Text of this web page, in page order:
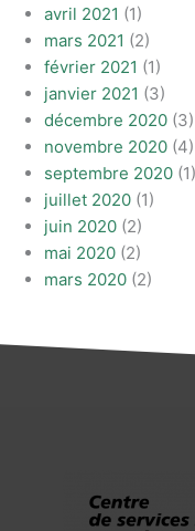
avril 2021 (1)
mars 2021 (2)
février 2021 (1)
janvier 2021 (3)
décembre 2020 (3)
novembre 2020 (4)
septembre 2020 (1)
juillet 2020 (1)
juin 2020 (2)
mai 2020 (2)
mars 2020 (2)